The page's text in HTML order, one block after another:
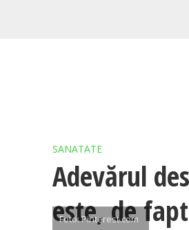
SANATATE
Adevărul
este, de
Foto: Pinterest.com